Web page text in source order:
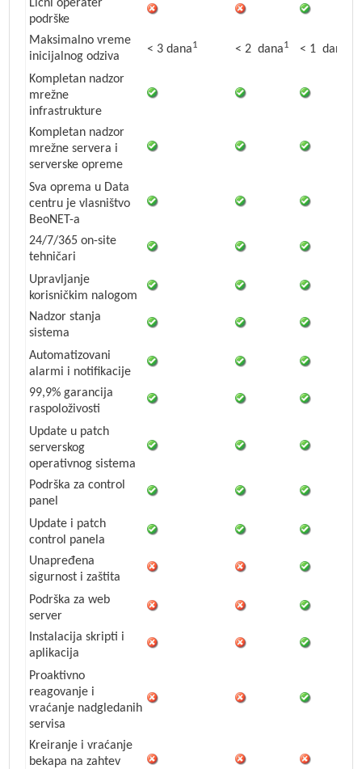
Lični operater
podrške
Maksimalno vreme
inicijalnog odziva
< 3 dana1 < 2 dana1 < 1 dan
Kompletan nadzor
mrežne
infrastrukture
Kompletan nadzor
mrežne servera i
serverske opreme
Sva oprema u Data
centru je vlasništvo
BeoNET-a
24/7/365 on-site
tehničari
Upravljanje
korisničkim nalogom
Nadzor stanja
sistema
Automatizovani
alarmi i notifikacije
99,9% garancija
raspoloživosti
Update u patch
serverskog
operativnog sistema
Podrška za control
panel
Update i patch
control panela
Unapređena
sigurnost i zaštita
Podrška za web
server
Instalacija skripti i
aplikacija
Proaktivno
reagovanje i
vraćanje nadgledanih
servisa
Kreiranje i vraćanje
bekapa na zahtev